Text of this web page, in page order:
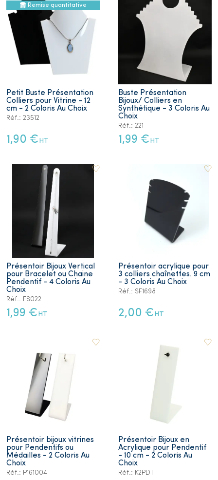
Remise quantitative
Petit Buste Présentation
Colliers pour Vitrine - 12
cm - 2 Coloris Au Choix
Réf.: 23512
1,90 € HT
Buste Présentation
Bijoux/ Colliers en
Synthétique - 3 Coloris Au
Choix
Réf.: 221
1,99 € HT
Présentoir Bijoux Vertical
pour Bracelet ou Chaine
Pendentif - 4 Coloris Au
Choix
Réf.: FS022
1,99 € HT
Présentoir acrylique pour
3 colliers chaînettes. 9 cm
- 3 Coloris Au Choix
Réf.: SF1698
2,00 € HT
Présentoir bijoux vitrines
pour Pendentifs ou
Médailles - 2 Coloris Au
Choix
Réf.: P161004
Présentoir Bijoux en
Acrylique pour Pendentif
- 10 cm - 2 Coloris Au
Choix
Réf.: K2PDT